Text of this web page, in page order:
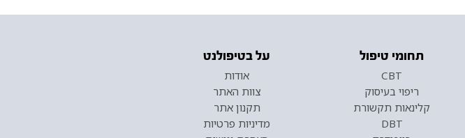
תחומי טיפול
CBT
ריפוי בעיסוק
קלינאות תקשורת
DBT
על בטיפולנט
אודות
צוות האתר
תקנון אתר
מדיניות פרטיות